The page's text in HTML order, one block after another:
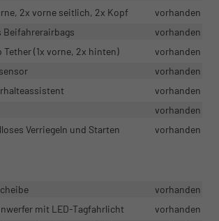
2x vorne seitlich, 2x Kopf
vorhanden
Beifahrerairbags
vorhanden
Tether (1x vorne, 2x hinten)
vorhanden
vorhanden
vorhanden
vorhanden
Verriegeln und Starten
vorhanden
vorhanden
mit LED-Tagfahrlicht
vorhanden